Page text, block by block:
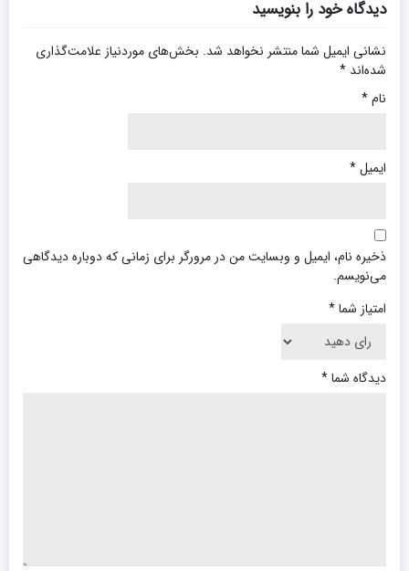
دیدگاه خود را بنویسید
نشانی ایمیل شما منتشر نخواهد شد. بخش‌های موردنیاز علامت‌گذاری
شده‌اند *
نام*
ایمیل*
ذخیره نام، ایمیل و وبسایت من در مرورگر برای زمانی که دوباره دیدگاهی
می‌نویسم.
امتیاز شما*
دیدگاه شما*